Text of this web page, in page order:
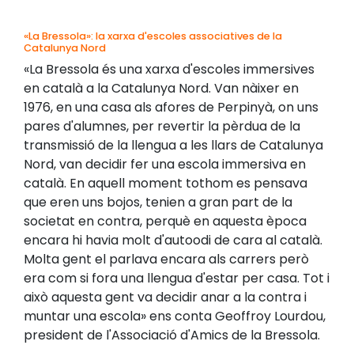
«La Bressola»: la xarxa d'escoles associatives de la
Catalunya Nord
«La Bressola és una xarxa d'escoles immersives
en català a la Catalunya Nord. Van nàixer en
1976, en una casa als afores de Perpinyà, on uns
pares d'alumnes, per revertir la pèrdua de la
transmissió de la llengua a les llars de Catalunya
Nord, van decidir fer una escola immersiva en
català. En aquell moment tothom es pensava
que eren uns bojos, tenien a gran part de la
societat en contra, perquè en aquesta època
encara hi havia molt d'autoodi de cara al català.
Molta gent el parlava encara als carrers però
era com si fora una llengua d'estar per casa. Tot i
això aquesta gent va decidir anar a la contra i
muntar una escola» ens conta Geoffroy Lourdou,
president de l'Associació d'Amics de la Bressola.